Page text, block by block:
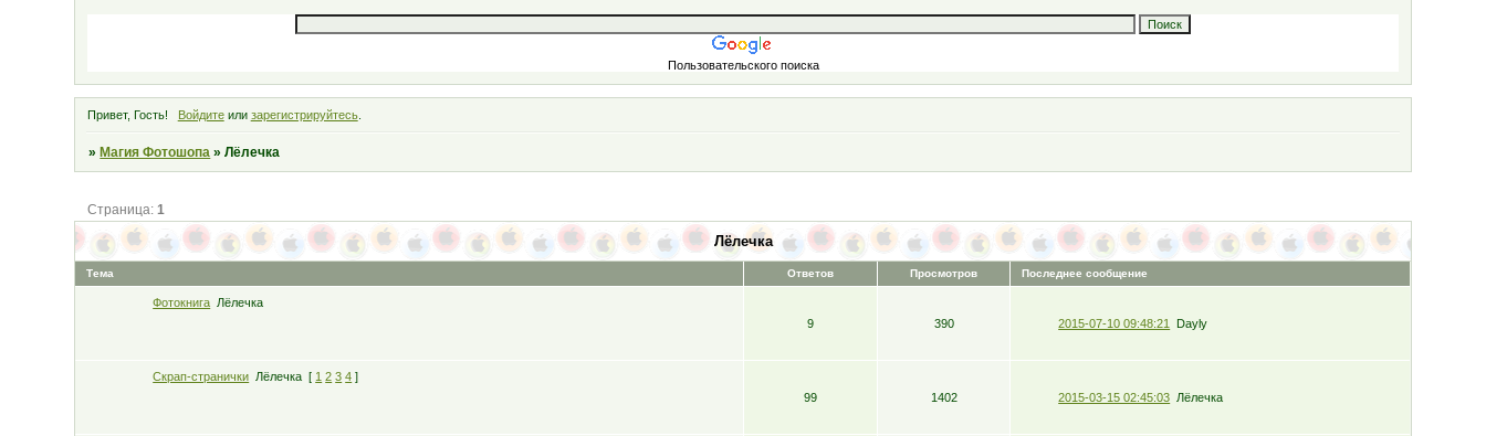
Пользовательского поиска
Привет, Гость! Войдитеили зарегистрируйтесь.
» Магия Фотошопа »Лёлечка
Лёлечка
Страница: 1
Тема Ответов Просмотров Последнее сообщение
Фотокнига Лёлечка
9
390 2015-07-10 09:48:21 Dayly
Скрап-странички Лёлечка [ 1 2 3 4 ]
99
1402 2015-03-15 02:45:03 Лёлечка